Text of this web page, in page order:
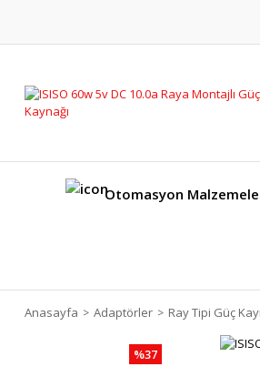
Otomasyon
Anasayfa Adaptörler Ray Tipi Güç
%37